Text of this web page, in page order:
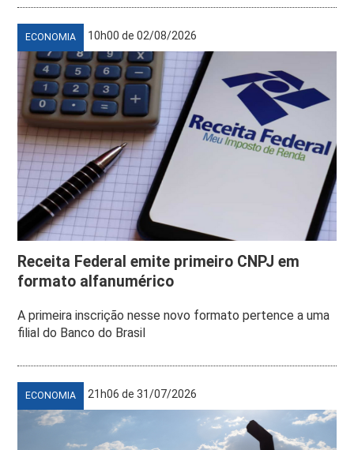
ECONOMIA 10h00 de 02/08/2026
Receita Federal emite primeiro CNPJ em
formato alfanumérico
A primeira inscrição nesse novo formato pertence a uma
filial do Banco do Brasil
ECONOMIA 21h06 de 31/07/2026